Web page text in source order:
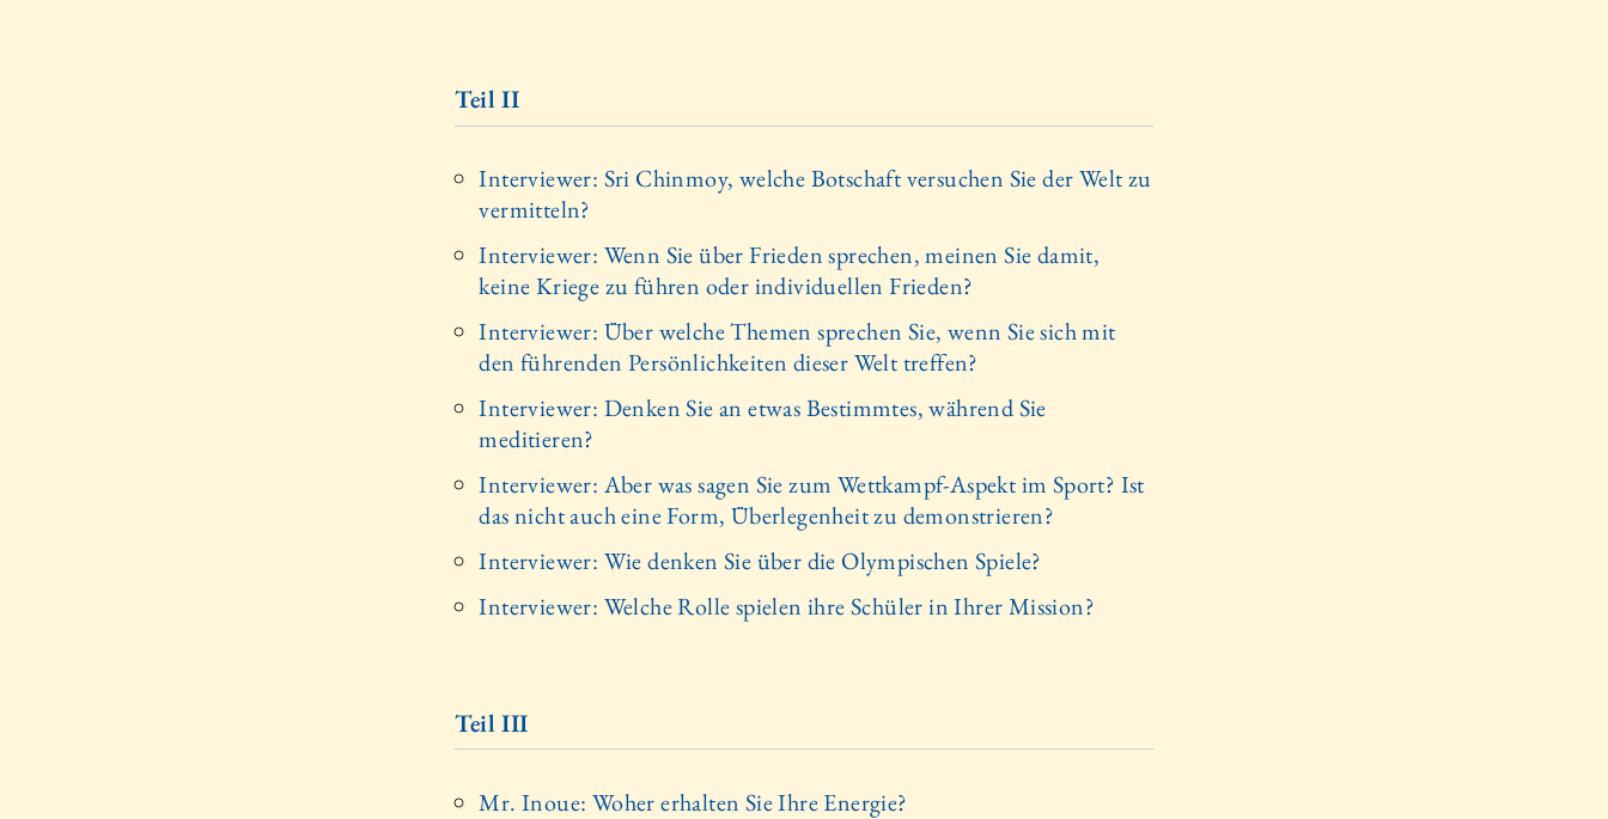
Teil II
Interviewer: Sri Chinmoy, welche Botschaft versuchen Sie der Welt zu
vermitteln?
Interviewer: Wenn Sie über Frieden sprechen, meinen Sie damit,
keine Kriege zu führen oder individuellen Frieden?
Interviewer: Über welche Themen sprechen Sie, wenn Sie sich mit
den führenden Persönlichkeiten dieser Welt treffen?
Interviewer: Denken Sie an etwas Bestimmtes, während Sie
meditieren?
Interviewer: Aber was sagen Sie zum Wettkampf-Aspekt im Sport? Ist
das nicht auch eine Form, Überlegenheit zu demonstrieren?
Interviewer: Wie denken Sie über die Olympischen Spiele?
Interviewer: Welche Rolle spielen ihre Schüler in Ihrer Mission?
Teil III
Mr. Inoue: Woher erhalten Sie Ihre Energie?